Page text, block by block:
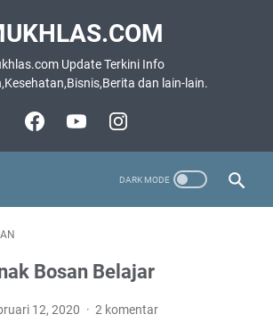
Update Terkini Info
dan lain-lain.
Bosan Belajar
12, 2020 2 komentar